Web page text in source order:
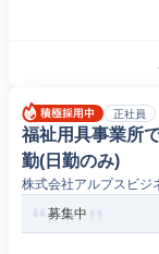
正社員
福祉用具事業所
勤(日勤のみ)
株式会社アルプスビジ
エーション魚沼店
募集中